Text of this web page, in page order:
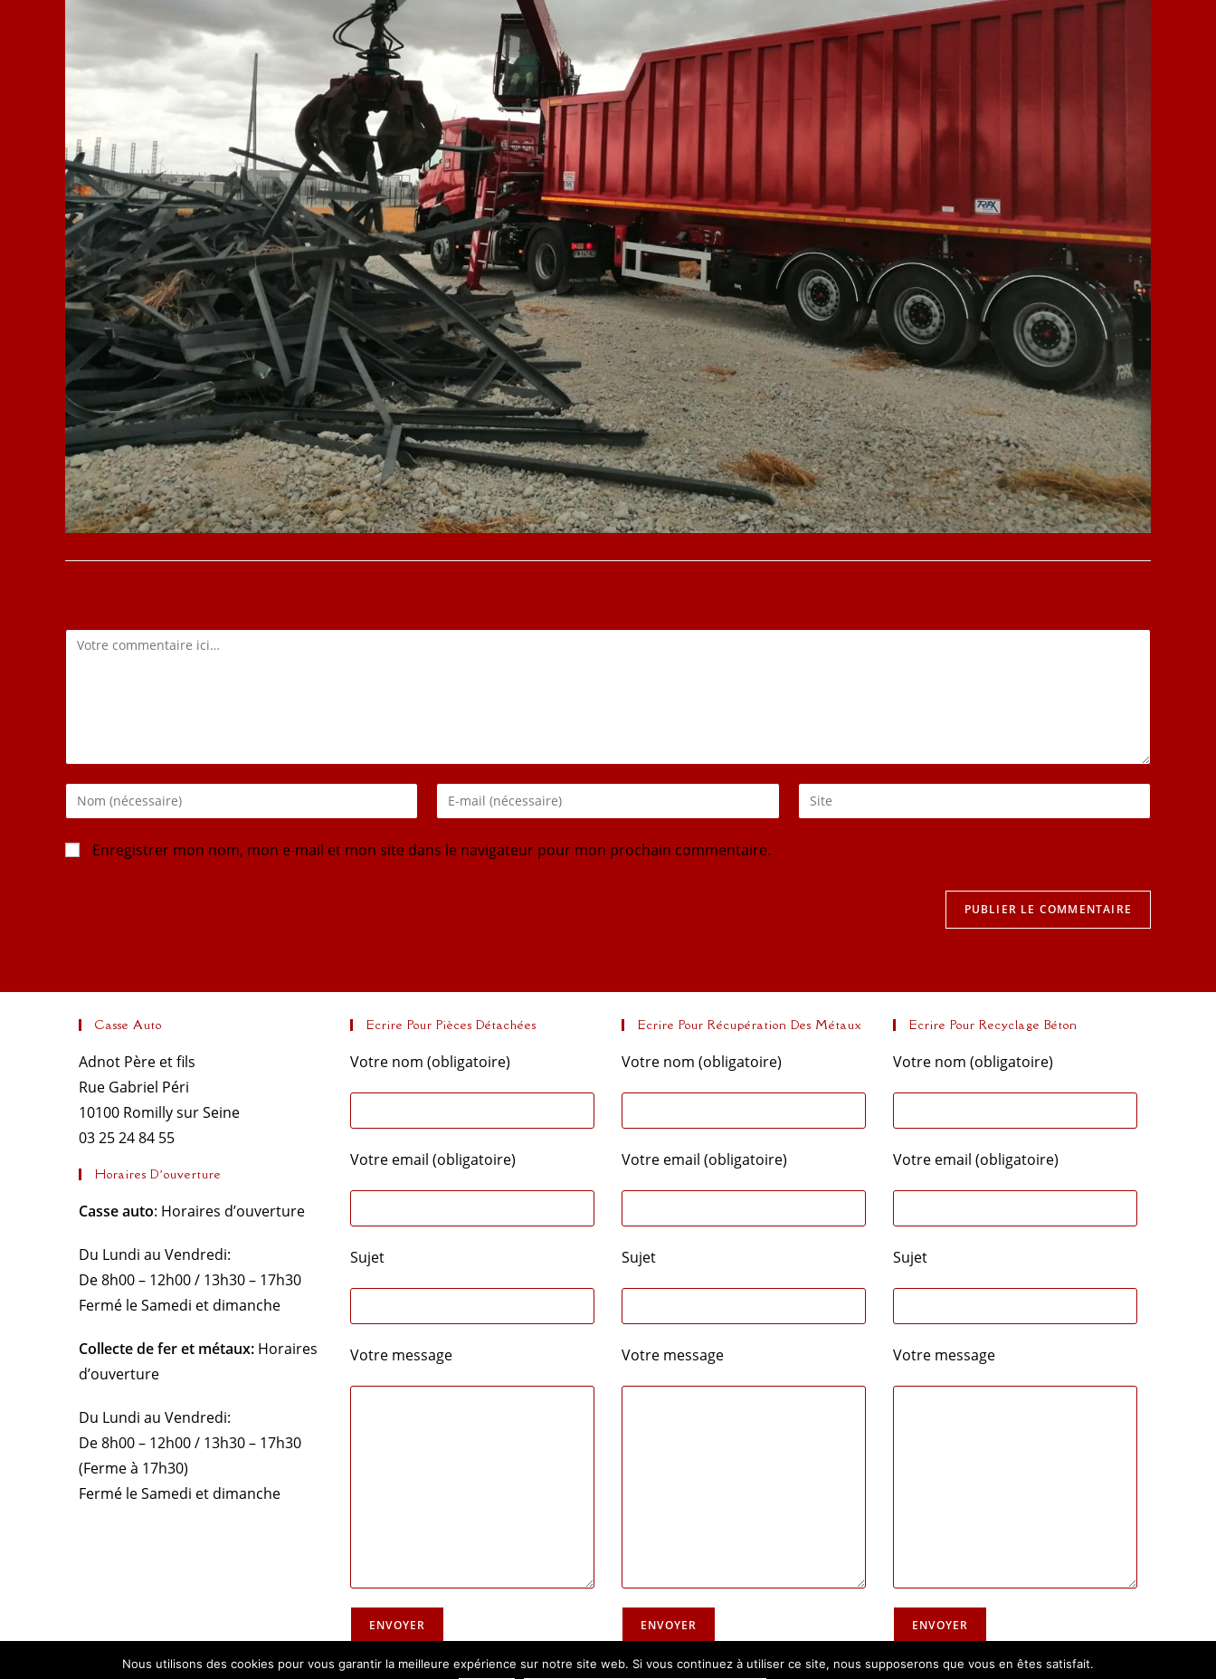
Enregistrer mon nom, mon e-mail et mon site dans le navigateur pour mon prochain commentaire.
Casse Auto
Adnot Père et fils
Rue Gabriel Péri
10100 Romilly sur Seine
03 25 24 84 55
Horaires D’ouverture
Casse auto: Horaires d’ouverture
Du Lundi au Vendredi:
De 8h00 – 12h00 / 13h30 – 17h30
Fermé le Samedi et dimanche
Collecte de fer et métaux: Horaires
d’ouverture
Du Lundi au Vendredi:
De 8h00 – 12h00 / 13h30 – 17h30
(Ferme à 17h30)
Fermé le Samedi et dimanche
Ecrire Pour Pièces Détachées
Votre nom (obligatoire)
Votre email (obligatoire)
Sujet
Votre message
Ecrire Pour Récupération Des Métaux
Votre nom (obligatoire)
Votre email (obligatoire)
Sujet
Votre message
Ecrire Pour Recyclage Béton
Votre nom (obligatoire)
Votre email (obligatoire)
Sujet
Votre message
Nous utilisons des cookies pour vous garantir la meilleure expérience sur notre site web. Si vous continuez à utiliser ce site, nous supposerons que vous en êtes satisfait.